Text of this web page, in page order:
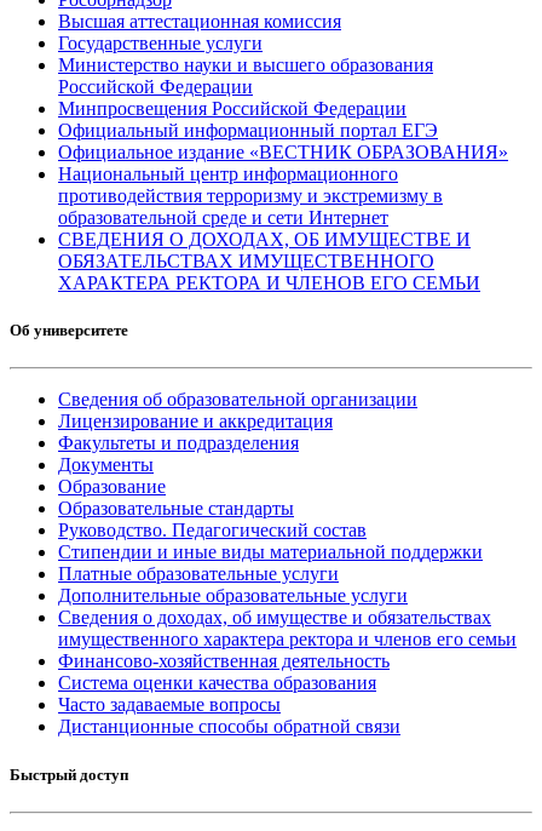
Высшая аттестационная комиссия
Государственные услуги
Министерство науки и высшего образования
Российской Федерации
Минпросвещения Российской Федерации
Официальный информационный портал ЕГЭ
Официальное издание «ВЕСТНИК ОБРАЗОВАНИЯ»
Национальный центр информационного
противодействия терроризму и экстремизму в
образовательной среде и сети Интернет
СВЕДЕНИЯ О ДОХОДАХ, ОБ ИМУЩЕСТВЕ И
ОБЯЗАТЕЛЬСТВАХ ИМУЩЕСТВЕННОГО
ХАРАКТЕРА РЕКТОРА И ЧЛЕНОВ ЕГО СЕМЬИ
Об университете
Сведения об образовательной организации
Лицензирование и аккредитация
Факультеты и подразделения
Документы
Образование
Образовательные стандарты
Руководство. Педагогический состав
Стипендии и иные виды материальной поддержки
Платные образовательные услуги
Дополнительные образовательные услуги
Сведения о доходах, об имуществе и обязательствах
имущественного характера ректора и членов его семьи
Финансово-хозяйственная деятельность
Система оценки качества образования
Часто задаваемые вопросы
Дистанционные способы обратной связи
Быстрый доступ